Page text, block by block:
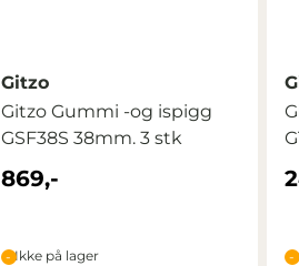
Gitzo
Gitzo Gummi -og ispigg
GSF38S 38mm. 3 stk
869,-
Ikke på lager